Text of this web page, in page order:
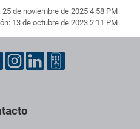
de noviembre de 2025 4:58 PM
13 de octubre de 2023 2:11 PM
de contacto, redes sociales y